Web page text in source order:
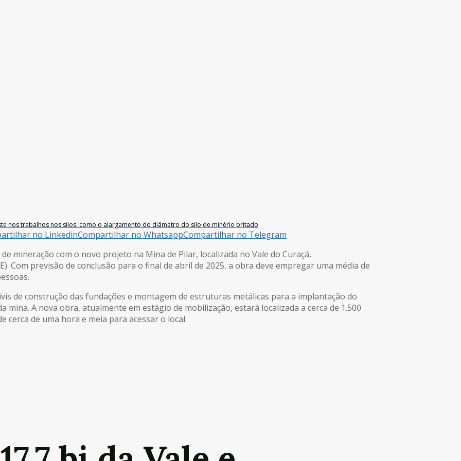
nos trabalhos nos silos, como o alargamento do diâmetro do silo de minério britado
no LinkedinCompartilhar no WhatsappCompartilhar no Telegram
mineração com o novo projeto na Mina de Pilar, localizada no Vale do Curaçá,
Com previsão de conclusão para o final de abril de 2025, a obra deve empregar uma média de
de construção das fundações e montagem de estruturas metálicas para a implantação do
A nova obra, atualmente em estágio de mobilização, estará localizada a cerca de 1.500
de uma hora e meia para acessar o local.